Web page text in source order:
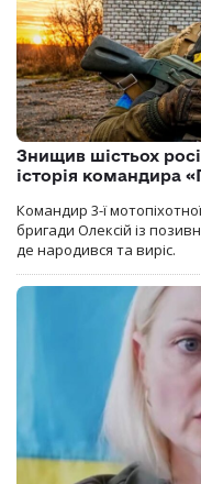
Знищив шістьох
історія командира
Командир 3-ї
бригади Олексій із
де народився та виріс.